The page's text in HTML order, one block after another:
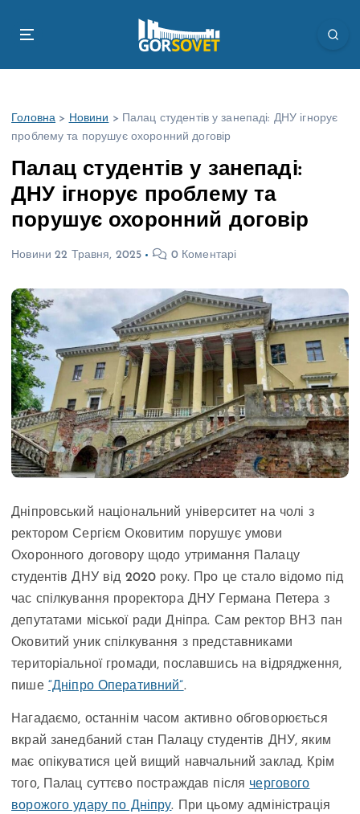
Головна > Новини >
Палац студентів у занепаді: ДНУ ігнорує
проблему та порушує охоронний договір
Палац студентів у занепаді:
ДНУ ігнорує проблему та
порушує охоронний договір
Новини 22 Травня, 2025 0 Коментарі
Дніпровський національний університет на чолі з
ректором Сергієм Оковитим порушує умови
Охоронного договору щодо утримання Палацу
студентів ДНУ від 2020 року. Про це стало відомо під
час спілкування проректора ДНУ Германа Петера з
депутатами міської ради Дніпра. Сам ректор ВНЗ пан
Оковитий уник спілкування з представниками
територіальної громади, пославшись на відрядження,
пише “Дніпро Оперативний”.
Нагадаємо, останнім часом активно обговорюється
вкрай занедбаний стан Палацу студентів ДНУ, яким
має опікуватися цей вищий навчальний заклад. Крім
того, Палац суттєво постраждав після чергового
ворожого удару по Дніпру. При цьому адміністрація